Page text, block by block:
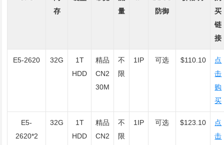
存
量
防御
买
链
接
E5-2620 32G
1T
HDD
精品
CN2
30M
不
限
1IP 可选 $110.10
点
击
购
买
E5-
2620*2
32G
1T
HDD
精品
CN2
不
限
1IP 可选 $123.10
点
击